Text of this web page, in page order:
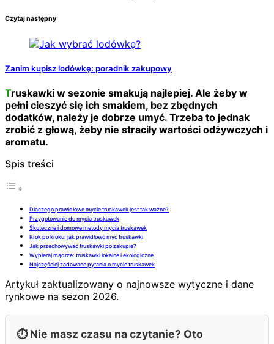
Czytaj następny
Zanim kupisz lodówkę: poradnik zakupowy
Truskawki w sezonie smakują najlepiej. Ale żeby w
pełni cieszyć się ich smakiem, bez zbędnych
dodatków, należy je dobrze umyć. Trzeba to jednak
zrobić z głową, żeby nie straciły wartości odżywczych i
aromatu.
Spis treści
Dlaczego prawidłowe mycie truskawek jest tak ważne?
Przygotowanie do mycia truskawek
Skuteczne i domowe metody mycia truskawek
Krok po kroku: jak prawidłowo myć truskawki
Jak przechowywać truskawki po zakupie?
Wybieraj mądrze: truskawki lokalne i ekologiczne
Najczęściej zadawane pytania o mycie truskawek
Artykuł zaktualizowany o najnowsze wytyczne i dane
rynkowe na sezon 2026.
⏱️ Nie masz czasu na czytanie? Oto